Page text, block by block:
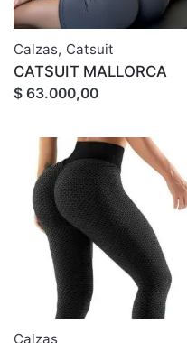
Calzas, Catsuit
CATSUIT MALLORCA
$ 63.000,00
Calzas